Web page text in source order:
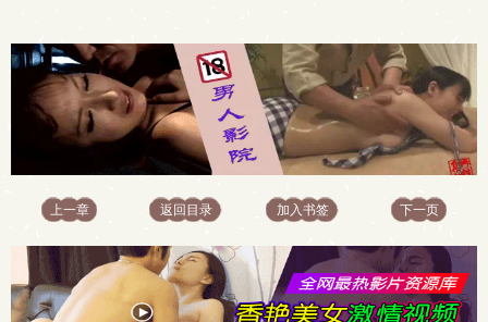
上一章 返回目录 加入书签 下一页